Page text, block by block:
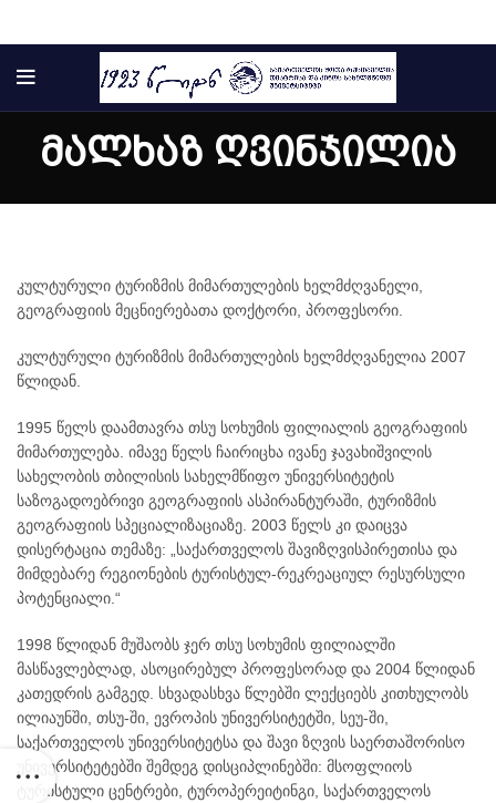
მალხაზ ღვინჯილია
კულტურული ტურიზმის მიმართულების ხელმძღვანელი,
გეოგრაფიის მეცნიერებათა დოქტორი, პროფესორი.
კულტურული ტურიზმის მიმართულების ხელმძღვანელია 2007
წლიდან.
1995 წელს დაამთავრა თსუ სოხუმის ფილიალის გეოგრაფიის
მიმართულება. იმავე წელს ჩაირიცხა ივანე ჯავახიშვილის
სახელობის თბილისის სახელმწიფო უნივერსიტეტის
საზოგადოებრივი გეოგრაფიის ასპირანტურაში, ტურიზმის
გეოგრაფიის სპეციალიზაციაზე. 2003 წელს კი დაიცვა
დისერტაცია თემაზე: „საქართველოს შავიზღვისპირეთისა და
მიმდებარე რეგიონების ტურისტულ-რეკრეაციულ რესურსული
პოტენციალი.“
1998 წლიდან მუშაობს ჯერ თსუ სოხუმის ფილიალში
მასწავლებლად, ასოცირებულ პროფესორად და 2004 წლიდან
კათედრის გამგედ. სხვადასხვა წლებში ლექციებს კითხულობს
ილიაუნში, თსუ-ში, ევროპის უნივერსიტეტში, სეუ-ში,
საქართველოს უნივერსიტეტსა და შავი ზღვის საერთაშორისო
უნივერსიტეტებში შემდეგ დისციპლინებში: მსოფლიოს
ტურისტული ცენტრები, ტუროპერეიტინგი, საქართველოს
და სახელოვნებო მეცნიერებების, მედიისა და
აკადემიური თანამდებობის დასაკავებლად კონკურსის